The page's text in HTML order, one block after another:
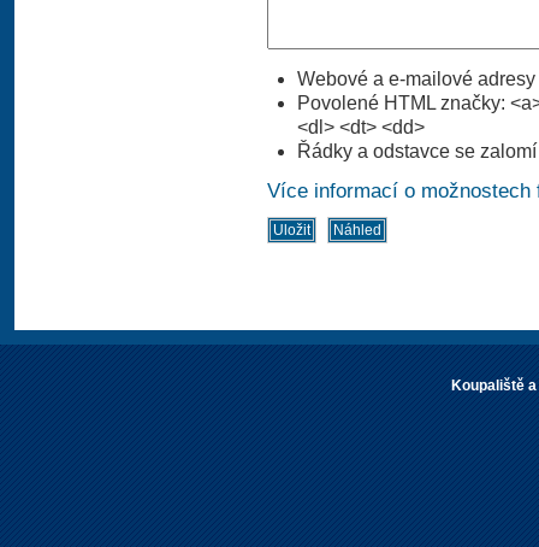
Webové a e-mailové
Povolené HTML značky:
<dl> <dt> <dd>
Řádky a odstavce se
Více informací o možnostech
Koupaliště